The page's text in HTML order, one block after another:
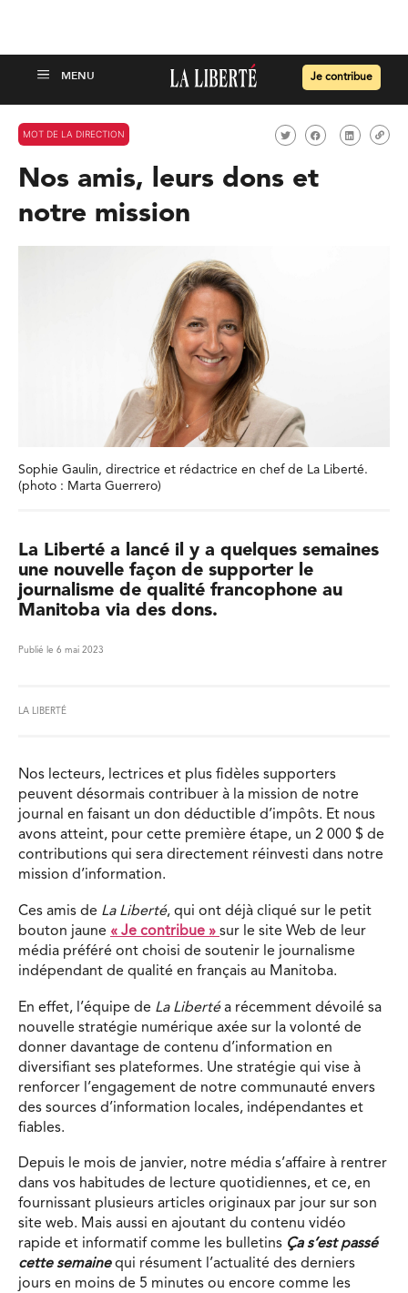
Je contribue
MOT DE LA DIRECTION
Nos amis, leurs dons et
notre mission
Sophie Gaulin, directrice et rédactrice en chef de La Liberté.
(photo : Marta Guerrero)
La Liberté a lancé il y a quelques semaines
une nouvelle façon de supporter le
journalisme de qualité francophone au
Manitoba via des dons.
Publié le 6 mai 2023
LA LIBERTÉ
Nos lecteurs, lectrices et plus fidèles supporters
peuvent désormais contribuer à la mission de notre
journal en faisant un don déductible d’impôts. Et nous
avons atteint, pour cette première étape, un 2 000 $ de
contributions qui sera directement réinvesti dans notre
mission d’information.
Ces amis de La Liberté, qui ont déjà cliqué sur le petit
bouton jaune « Je contribue » sur le site Web de leur
média préféré ont choisi de soutenir le journalisme
indépendant de qualité en français au Manitoba.
En effet, l’équipe de La Libertéa récemment dévoilé sa
nouvelle stratégie numérique axée sur la volonté de
donner davantage de contenu d’information en
diversifiant ses plateformes. Une stratégie qui vise à
renforcer l’engagement de notre communauté envers
des sources d’information locales, indépendantes et
fiables.
Depuis le mois de janvier, notre média s’affaire à rentrer
dans vos habitudes de lecture quotidiennes, et ce, en
fournissant plusieurs articles originaux par jour sur son
site web. Mais aussi en ajoutant du contenu vidéo
rapide et informatif comme les bulletins Ça s’est passé
cette semainequi résument l’actualité des derniers
jours en moins de 5 minutes ou encore comme les